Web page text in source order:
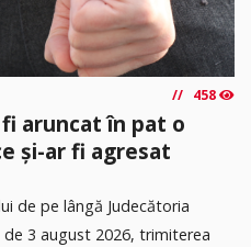
458
aruncat în pat o
și-ar fi agresat
de pe lângă Judecătoria
de 3 august 2026, trimiterea